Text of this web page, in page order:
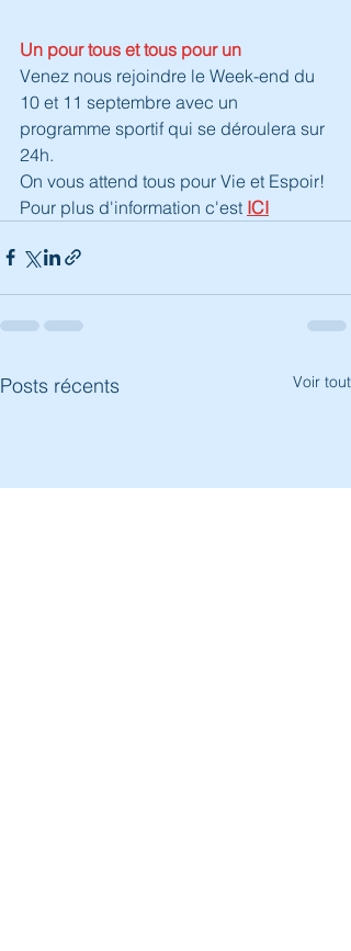
Un pour tous et tous pour un
Venez nous rejoindre le Week-end du
10 et 11 septembre avec un
programme sportif qui se déroulera sur
24h.
On vous attend tous pour Vie et Espoir!
Pour plus d'information c'est ICI
Posts récents Voir tout